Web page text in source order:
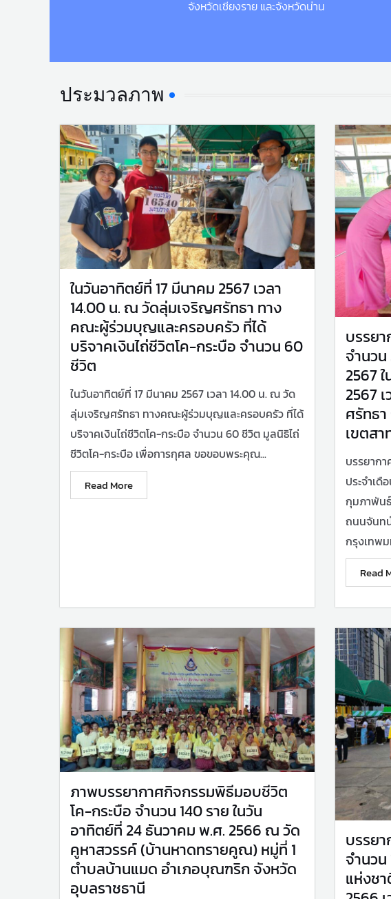
จังหวัดเชียงราย และจังหวัดน่าน
ประมวลภาพ
ในวันอาทิตย์ที่ 17 มีนาคม 2567 เวลา
14.00 น. ณ วัดลุ่มเจริญศรัทธา ทาง
คณะผู้ร่วมบุญและครอบครัว ที่ได้
บริจาคเงินไถ่ชีวิตโค-กระบือ จำนวน 60
ชีวิต
ในวันอาทิตย์ที่ 17 มีนาคม 2567 เวลา 14.00 น. ณ วัด
ลุ่มเจริญศรัทธา ทางคณะผู้ร่วมบุญและครอบครัว ที่ได้
บริจาคเงินไถ่ชีวิตโค-กระบือ จำนวน 60 ชีวิต มูลนิธิไถ่
ชีวิตโค-กระบือ เพื่อการกุศล ขอขอบพระคุณ...
Read More
บรรย
จำนว
2567
2567
ศรัทธ
เขตส
บรรยาก
ประจำเ
กุมภาพัน
ถนนจันท
กรุงเทพ
Read
ภาพบรรยากาศกิจกรรมพิธีมอบชีวิต
โค-กระบือ จำนวน 140 ราย ในวัน
อาทิตย์ที่ 24 ธันวาคม พ.ศ. 2566 ณ วัด
คูหาสวรรค์ (บ้านหาดทรายคูณ) หมู่ที่ 1
ตำบลบ้านแมด อำเภอบุณฑริก จังหวัด
อุบลราชธานี
บรรย
จำนวน
แห่งช